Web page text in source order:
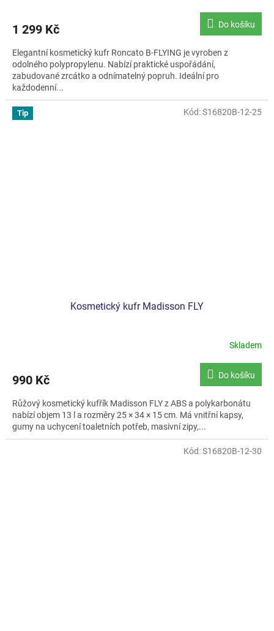
1 299 Kč Do košíku
Elegantní kosmetický kufr Roncato B-FLYING je vyroben z
odolného polypropylenu. Nabízí praktické uspořádání,
zabudované zrcátko a odnímatelný popruh. Ideální pro
každodenní...
Tip
Kosmetický kufr Madisson FLY
je
z
5
hvězdiček.
Skladem
990 Kč Do košíku
Růžový kosmetický kufřík Madisson FLY z ABS a polykarbonátu
nabízí objem 13 l a rozměry 25 × 34 × 15 cm. Má vnitřní kapsy,
gumy na uchycení toaletních potřeb, masivní zipy,...
Kód:S16820B-12-25
Kód:S16820B-12-30